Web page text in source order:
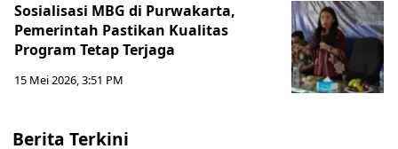
Sosialisasi MBG di Purwakarta,
Pemerintah Pastikan Kualitas
Program Tetap Terjaga
15 Mei 2026, 3:51 PM
Berita Terkini